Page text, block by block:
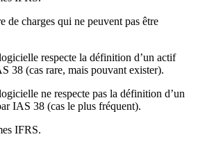
charges qui ne peuvent pas être
respecte la définition d’un actif
38 (cas rare, mais pouvant exister).
ne respecte pas la définition d’un
IAS 38 (cas le plus fréquent).
IFRS.